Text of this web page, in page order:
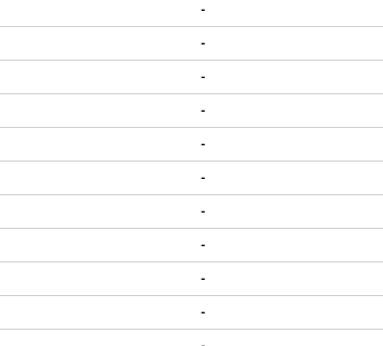
-
-
-
-
-
-
-
-
-
-